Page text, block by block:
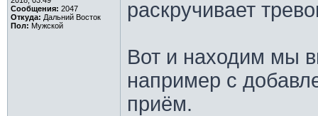
Сообщения: 2047
Откуда: Дальний Восток
Пол: Мужской
раскручивает
Вот и находим мы
например с
приём.